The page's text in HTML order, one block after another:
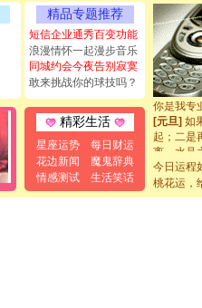
精品专题推荐
短信企业通秀百变功能
浪漫情怀一起漫步音乐
同城约会今夜告别寂寞
敢来挑战你的球技吗？
精彩生活
星座运势
每日财运
花边新闻
魔鬼辞典
情感测试
生活笑话
能正大光
都要快乐
[圣诞节]
如意,快
[元旦]看
断电。爱
你是我专
[元旦]如
起；二是
离。水晶
[元旦]当
泣，这痛
卖了。水
今日运程
桃花运，